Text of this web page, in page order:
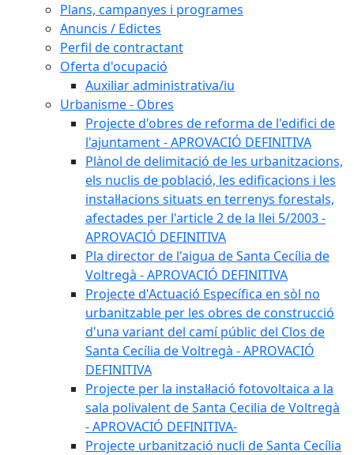
Plans, campanyes i programes
Anuncis / Edictes
Perfil de contractant
Oferta d'ocupació
Auxiliar administrativa/iu
Urbanisme - Obres
Projecte d'obres de reforma de l'edifici de
l'ajuntament - APROVACIÓ DEFINITIVA
Plànol de delimitació de les urbanitzacions,
els nuclis de població, les edificacions i les
instal·lacions situats en terrenys forestals,
afectades per l'article 2 de la llei 5/2003 -
APROVACIÓ DEFINITIVA
Pla director de l'aigua de Santa Cecília de
Voltregà - APROVACIÓ DEFINITIVA
Projecte d'Actuació Específica en sòl no
urbanitzable per les obres de construcció
d'una variant del camí públic del Clos de
Santa Cecília de Voltregà - APROVACIÓ
DEFINITIVA
Projecte per la instal·lació fotovoltaica a la
sala polivalent de Santa Cecilia de Voltregà
- APROVACIÓ DEFINITIVA-
Projecte urbanització nucli de Santa Cecília